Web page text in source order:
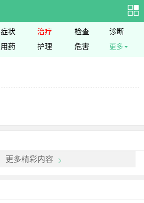
症状 治疗 检查
诊断
用药 护理 危害 更多
更多精彩内容